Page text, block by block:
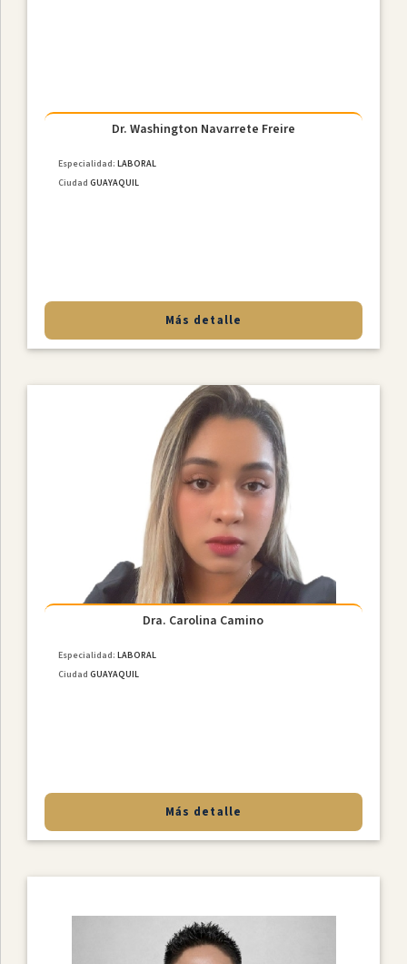
Dr. Washington Navarrete Freire
Especialidad:LABORAL
Ciudad GUAYAQUIL
Más detalle
Dra. Carolina Camino
Especialidad:LABORAL
Ciudad GUAYAQUIL
Más detalle